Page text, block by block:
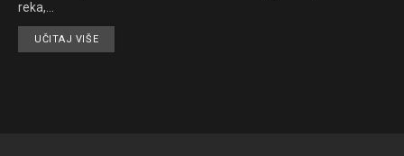
reka,...
UČITAJ VIŠE